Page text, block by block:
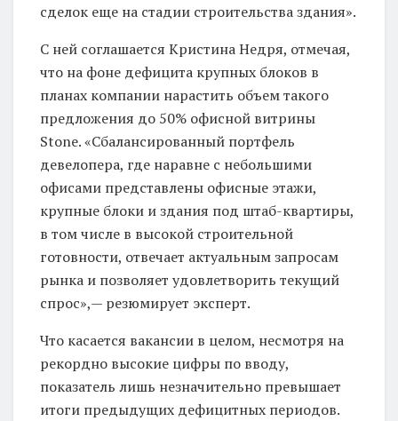
сделок еще на стадии строительства здания».
С ней соглашается Кристина Недря, отмечая,
что на фоне дефицита крупных блоков в
планах компании нарастить объем такого
предложения до 50% офисной витрины
Stone. «Сбалансированный портфель
девелопера, где наравне с небольшими
офисами представлены офисные этажи,
крупные блоки и здания под штаб-квартиры,
в том числе в высокой строительной
готовности, отвечает актуальным запросам
рынка и позволяет удовлетворить текущий
спрос»,— резюмирует эксперт.
Что касается вакансии в целом, несмотря на
рекордно высокие цифры по вводу,
показатель лишь незначительно превышает
итоги предыдущих дефицитных периодов.